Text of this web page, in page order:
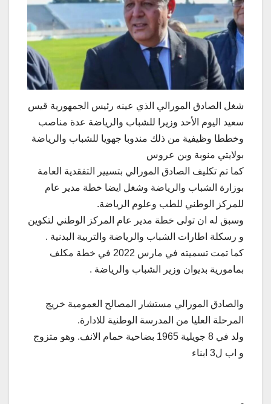
شغل الصادق المورالي الذي عينه رئيس الجمهورية قيس
سعيد اليوم الأحد وزيرا للشباب والرياضة عدة مناصب
وخططا وظيفية من ذلك مندوبا جهويا للشباب والرياضة
بولايتي منوبة وبن عروس
كما تم تكليف الصادق المورالي بتسيير التفقدية العامة
بوزارة الشباب والرياضة وشغل ايضا خطة مدير عام
للمركز الوطني للطب وعلوم الرياضة.
وسبق له ان تولى خطة مدير عام المركز الوطني لتكوين
و رسكلة اطارات الشباب والرياضة والتربية البدنية .
كما تمت تسميته في مارس 2022 في خطة مكلف
بمامورية بديوان وزير الشباب والرياضة .
والصادق المورالي مستشار المصالح العمومية خريج
المرحلة العليا من المدرسة الوطنية للادارة.
ولد في 8 جويلية 1965 بضاحية حمام الانف. وهو متزوج
و اب ل3 ابناء